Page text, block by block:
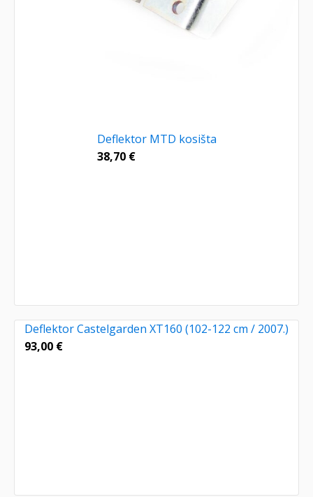
Deflektor MTD kosišta
38,70 €
Deflektor Castelgarden XT160 (102-122 cm / 2007.)
93,00 €